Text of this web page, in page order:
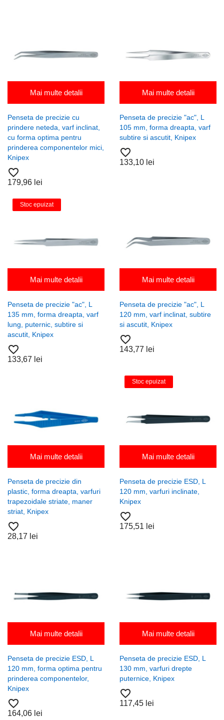
Mai multe detalii
Penseta de precizie cu
prindere neteda, varf inclinat,
cu forma optima pentru
prinderea componentelor mici,
Knipex
favorite_border
179,96 lei
Mai multe detalii
Penseta de precizie "ac", L
105 mm, forma dreapta, varf
subtire si ascutit, Knipex
favorite_border
133,10 lei
Stoc epuizat
Mai multe detalii
Penseta de precizie "ac", L
135 mm, forma dreapta, varf
lung, puternic, subtire si
ascutit, Knipex
favorite_border
133,67 lei
Mai multe detalii
Penseta de precizie "ac", L
120 mm, varf inclinat, subtire
si ascutit, Knipex
favorite_border
143,77 lei
Mai multe detalii
Penseta de precizie din
plastic, forma dreapta, varfuri
trapezoidale striate, maner
striat, Knipex
favorite_border
28,17 lei
Stoc epuizat
Mai multe detalii
Penseta de precizie ESD, L
120 mm, varfuri inclinate,
Knipex
favorite_border
175,51 lei
Mai multe detalii
Penseta de precizie ESD, L
120 mm, forma optima pentru
prinderea componentelor,
Knipex
favorite_border
164,06 lei
Mai multe detalii
Penseta de precizie ESD, L
130 mm, varfuri drepte
puternice, Knipex
favorite_border
117,45 lei